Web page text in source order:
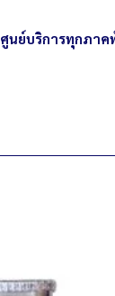
ศูนย์บริการทุกภาค